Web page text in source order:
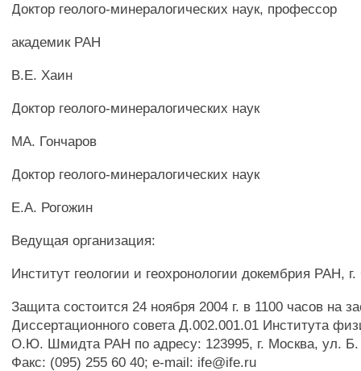
Доктор геолого-минералогических наук, профессор
академик РАН
В.Е. Хаин
Доктор геолого-минералогических наук
МА. Гончаров
Доктор геолого-минералогических наук
Е.А. Рогожин
Ведущая организация:
Институт геологии и геохронологии докембрия РАН, г.
Защита состоится 24 ноября 2004 г. в 1100 часов на
Диссертационного совета Д.002.001.01 Института
О.Ю. Шмидта РАН по адресу: 123995, г. Москва, ул. Б.
Факс: (095) 255 60 40; e-mail: ife@ife.ru